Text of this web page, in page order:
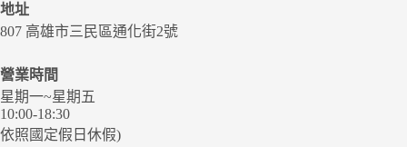
地址
807 高雄市三民區通化街2號
營業時間
星期一~星期五
10:00-18:30
依照國定假日休假)